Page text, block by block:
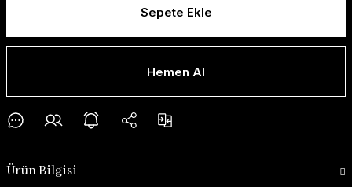
Sepete Ekle
Hemen Al
Ürün Bilgisi